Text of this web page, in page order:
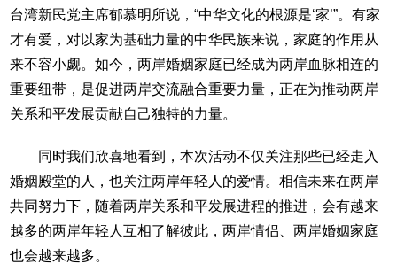
台湾新民党主席郁慕明所说，“中华文化的根源是‘家’”。有家
才有爱，对以家为基础力量的中华民族来说，家庭的作用从
来不容小觑。如今，两岸婚姻家庭已经成为两岸血脉相连的
重要纽带，是促进两岸交流融合重要力量，正在为推动两岸
关系和平发展贡献自己独特的力量。
同时我们欣喜地看到，本次活动不仅关注那些已经走入
婚姻殿堂的人，也关注两岸年轻人的爱情。相信未来在两岸
共同努力下，随着两岸关系和平发展进程的推进，会有越来
越多的两岸年轻人互相了解彼此，两岸情侣、两岸婚姻家庭
也会越来越多。